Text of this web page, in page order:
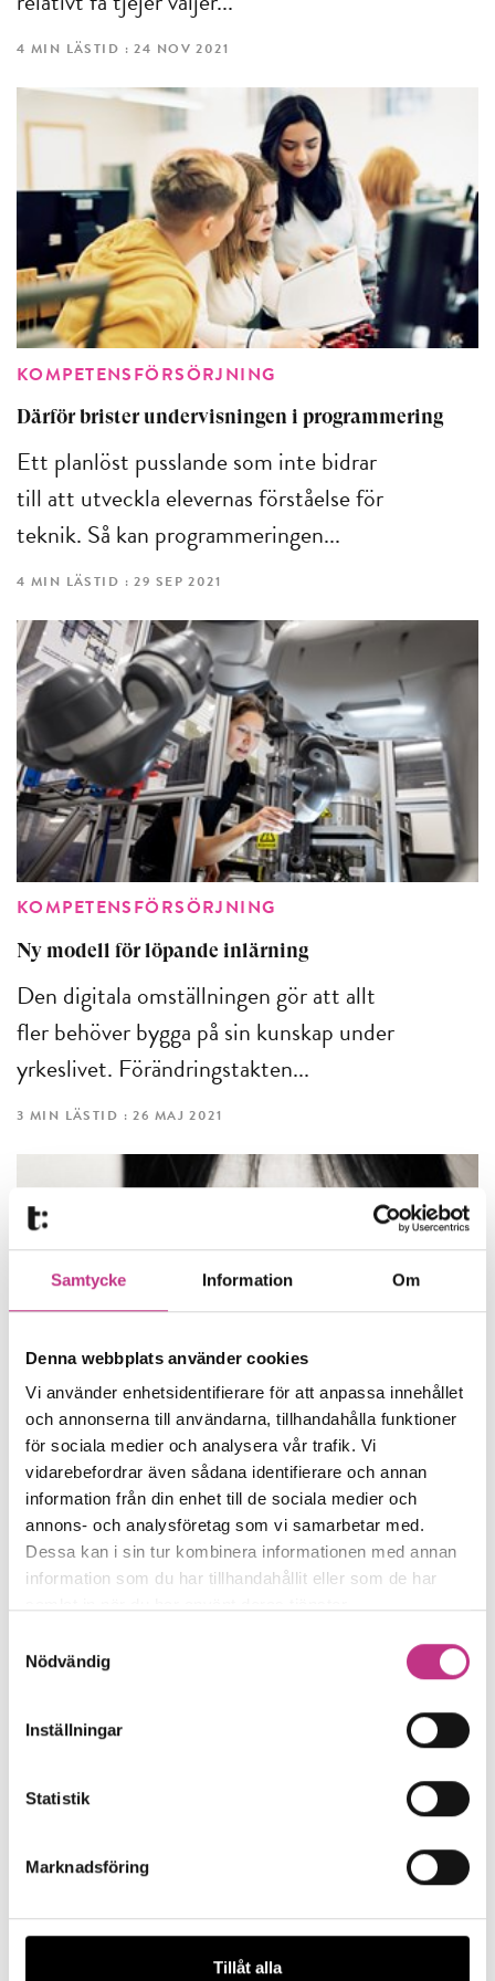
Samtycke Information Om
Denna webbplats använder cookies
Vi använder enhetsidentifierare för att anpassa innehållet
och annonserna till användarna, tillhandahålla funktioner
för sociala medier och analysera vår trafik. Vi
vidarebefordrar även sådana identifierare och annan
information från din enhet till de sociala medier och
annons- och analysföretag som vi samarbetar med.
Dessa kan i sin tur kombinera informationen med annan
information som du har tillhandahållit eller som de har
Nödvändig
Inställningar
Statistik
Marknadsföring
Tillåt alla
relativt få tjejer väljer...
4 MIN LÄSTID : 24 NOV 2021
KOMPETENSFÖRSÖRJNING
Därför brister undervis­ningen i programmering
Ett planlöst pusslande som inte bidrar
till att utveckla elevernas förståelse för
teknik. Så kan programmeringen...
4 MIN LÄSTID : 29 SEP 2021
KOMPETENSFÖRSÖRJNING
Ny modell för löpande inlärning
Den digitala omställningen gör att allt
fler behöver bygga på sin kunskap under
yrkeslivet. Förändringstakten...
3 MIN LÄSTID : 26 MAJ 2021
KOMPETENSFÖRSÖRJNING
Ledarpanelen: Så kompetensutvecklar vi oss
Dagens snabba utveckling ställer höga
krav på kompetensutveckling. Men
ibland kan det vara svårt att få idéer...
KOMPETENSFÖRSÖRJNING